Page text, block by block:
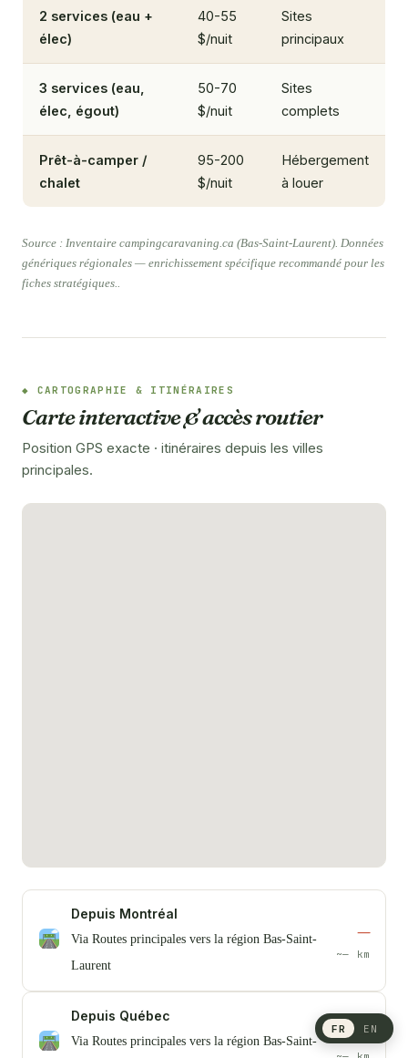
2 services (eau +
élec)
40-55
$/nuit
Sites
principaux
3 services (eau,
élec, égout)
50-70
$/nuit
Sites
complets
Prêt-à-camper /
chalet
95-200
$/nuit
Hébergement
à louer
Source : Inventaire campingcaravaning.ca (Bas-Saint-Laurent). Données
génériques régionales — enrichissement spécifique recommandé pour les
fiches stratégiques..
CARTOGRAPHIE & ITINÉRAIRES
Carte interactive & accès routier
Position GPS exacte · itinéraires depuis les villes
principales.
Depuis Montréal
Via Routes principales vers la région Bas-Saint-
Laurent
—
~— km
Depuis Québec
Via Routes principales vers la région Bas-Saint- —
FR EN